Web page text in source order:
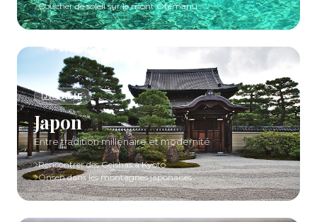
Coucher de soleil sur le mont Otemanu
🇯🇵 ASIE
Japon
Entre tradition millénaire et modernité
Rencontrer des Geishas à Kyoto
Onsen dans les montagnes japonaises